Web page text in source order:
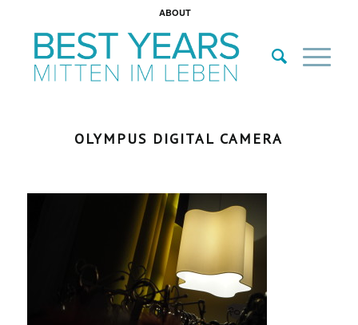
ABOUT
OLYMPUS DIGITAL CAMERA